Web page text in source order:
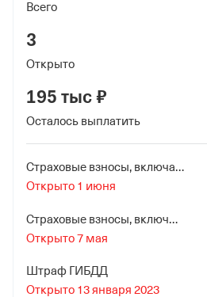
Всего
3
Открыто
195 тыс ₽
Осталось выплатить
Страховые взносы, включая пени
Открыто 1 июня
Страховые взносы, включая пени
Открыто 7 мая
Штраф ГИБДД
Открыто 13 января 2023